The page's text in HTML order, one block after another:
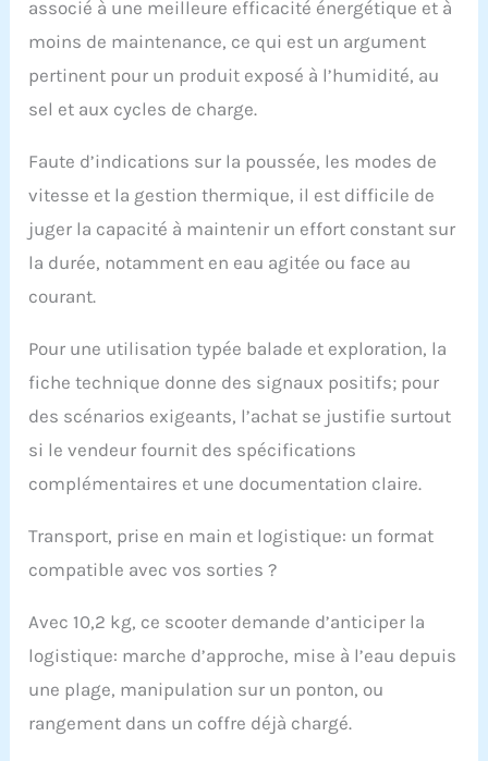
conviennent à diverses
activités sous-marines,
telles que la plongée, la
plongée en apnée, la
photographie sous-
des possibilités
sous-marine et vous
permettant de profiter
du plaisir du monde
sous-marin. Que vous
amateur de loisirs, ce
améliorera votre
expérience sous-
associé à une meilleure efficacité énergétique et à
moins de maintenance, ce qui est un argument
pertinent pour un produit exposé à l’humidité, au
sel et aux cycles de charge.
Faute d’indications sur la poussée, les modes de
vitesse et la gestion thermique, il est difficile de
juger la capacité à maintenir un effort constant sur
la durée, notamment en eau agitée ou face au
courant.
Pour une utilisation typée balade et exploration, la
fiche technique donne des signaux positifs; pour
des scénarios exigeants, l’achat se justifie surtout
si le vendeur fournit des spécifications
complémentaires et une documentation claire.
Transport, prise en main et logistique: un format
compatible avec vos sorties ?
Avec 10,2 kg, ce scooter demande d’anticiper la
logistique: marche d’approche, mise à l’eau depuis
une plage, manipulation sur un ponton, ou
rangement dans un coffre déjà chargé.